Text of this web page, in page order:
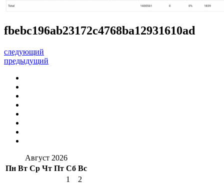
fbebc196ab23172c4768ba12931610ad
следующий
предыдущий
Август 2026
Пн Вт Ср Чт Пт Сб Вс
1
2